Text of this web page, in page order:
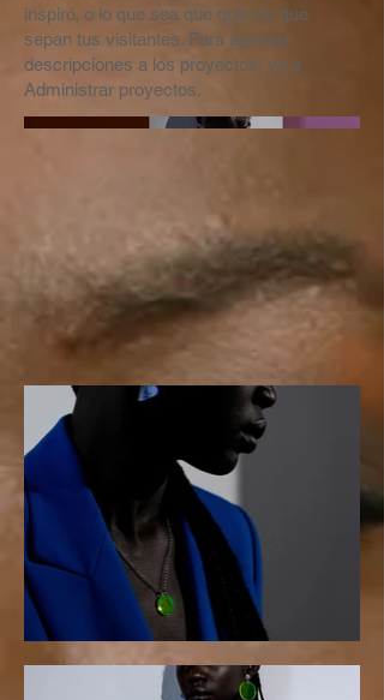
inspiró, o lo que sea que quieras que
sepan tus visitantes. Para agregar
descripciones a los proyectos, ve a
Administrar proyectos.